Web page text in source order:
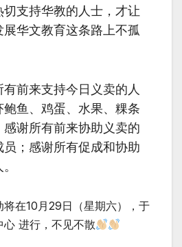
支持华教的人士，才让
华文教育这条路上不孤
前来支持今日义卖的人
鱼、鸡蛋、水果、粿条
谢所有前来协助义卖的
；感谢所有促成和协助
在10月29日（星期六），于
进行，不见不散